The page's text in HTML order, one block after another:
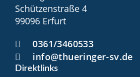
Schützenstraße 4
99096 Erfurt
0361/3460533
info@thueringer-sv.de
Direktlinks